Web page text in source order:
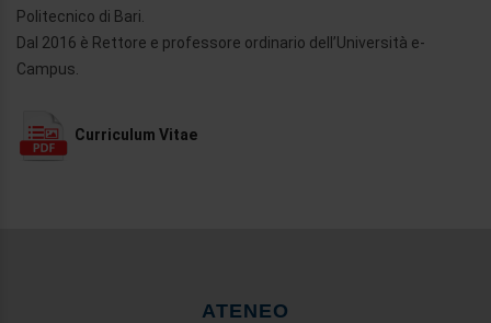
Politecnico di Bari.
Dal 2016 è Rettore e professore ordinario dell’Università e-
Campus.
Curriculum Vitae
ATENEO